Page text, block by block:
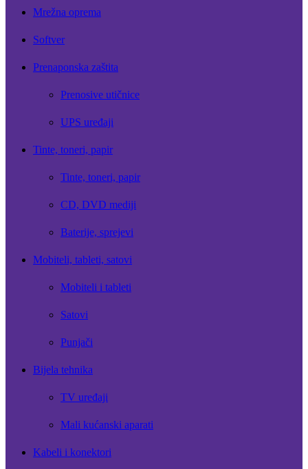
Mrežna oprema
Softver
Prenaponska zaštita
Prenosive utičnice
UPS uređaji
Tinte, toneri, papir
Tinte, toneri, papir
CD, DVD mediji
Baterije, sprejevi
Mobiteli, tableti, satovi
Mobiteli i tableti
Satovi
Punjači
Bijela tehnika
TV uređaji
Mali kućanski aparati
Kabeli i konektori